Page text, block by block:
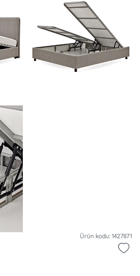
Ürün kodu: 1427871